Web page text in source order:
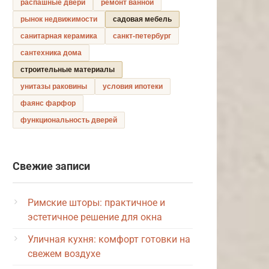
распашные двери
ремонт ванной
рынок недвижимости
садовая мебель
санитарная керамика
санкт-петербург
сантехника дома
строительные материалы
унитазы раковины
условия ипотеки
фаянс фарфор
функциональность дверей
Свежие записи
Римские шторы: практичное и
эстетичное решение для окна
Уличная кухня: комфорт готовки на
свежем воздухе